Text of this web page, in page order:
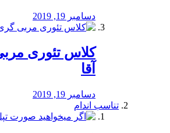
دسامبر 19, 2019
آقا
دسامبر 19, 2019
تناسب اندام